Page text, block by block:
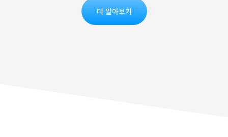
더 알아보기